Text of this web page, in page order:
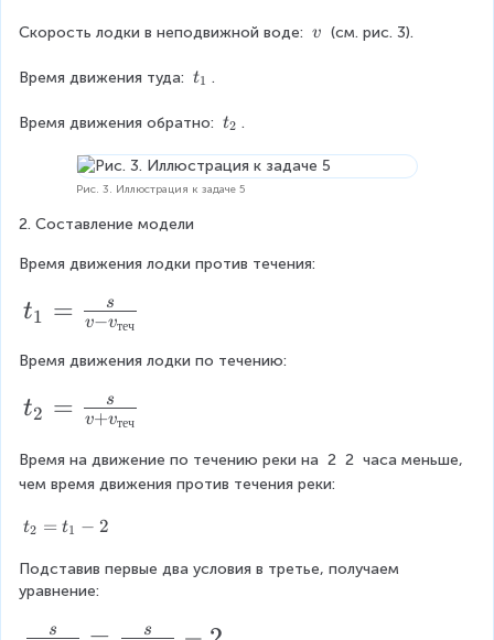
{
}
Скорость лодки в неподвижной воде: \
v (см. рис. 3).
Время движения туда: t
t1 .
Время движения обратно: t
t2 .
Рис. 3. Иллюстрация к задаче 5
2. Составление модели
Время движения лодки против течения:
t
{
1
=
\f
r
a
c
t1 = v−vтеч
s
Время движения лодки по течению:
t
{
2
}
=
\f
t2 = v+vтеч
s
Время на движение по течению реки на 2 2 часа меньше,
чем время движения против течения реки:
t
{
2
t2 = t1 − 2
Подставив первые два условия в третье, получаем
уравнение:
s s